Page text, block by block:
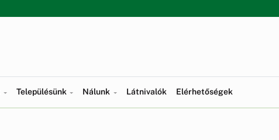
Településünk Nálunk Látnivalók Elérhetőségek